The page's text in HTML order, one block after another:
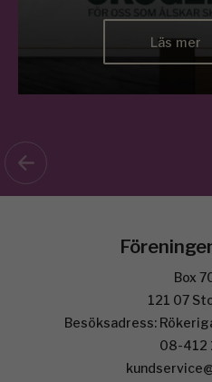
Läs mer
Box
121 07
Besöksadress:
08-412